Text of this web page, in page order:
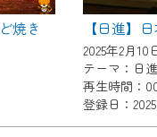
焼き 【日進】
2025年2月10
テーマ：日
再生時間：
登録日：
の画面
いたしますが、ご